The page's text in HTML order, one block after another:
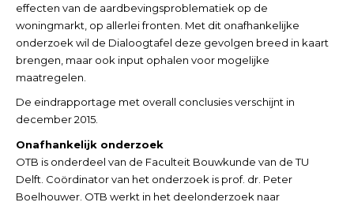
effecten van de aardbevingsproblematiek op de
woningmarkt, op allerlei fronten. Met dit onafhankelijke
onderzoek wil de Dialoogtafel deze gevolgen breed in kaart
brengen, maar ook input ophalen voor mogelijke
maatregelen.
De eindrapportage met overall conclusies verschijnt in
december 2015.
Onafhankelijk onderzoek
OTB is onderdeel van de Faculteit Bouwkunde van de TU
Delft. Coördinator van het onderzoek is prof. dr. Peter
Boelhouwer. OTB werkt in het deelonderzoek naar